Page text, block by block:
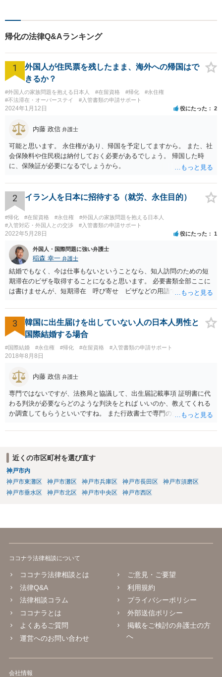
帰化の法律Q&Aランキング
1
外国人が住民票を残したまま、海外への帰国はで
きるか？
#外国人の家族問題を抱える日本人 #在留資格 #帰化
#永住権
#不法滞在・オーバーステイ
#入管書類の申請サポート
2024年1月12日 役にたった 2
内藤 政信 弁護士
可能と思います。 永住権があり、帰国を予定してますから。 また、社
会保険料や住民税は納付しておく必要があるでしょう。 帰国した時
に、保険証が必要になるでしょうから。
2 イラン人を日本に招待する（就労、永住目的）
#帰化 #在留資格 #永住権
#外国人の家族問題を抱える日本人
#入管対応・外国人との交渉
#入管書類の申請サポート
2022年5月28日 役にたった 1
外国人・国際問題に強い弁護士
稲森 幸一 弁護士
結婚でもなく、今は仕事もないということなら、知人訪問のための短
期滞在のビザを取得することになると思います。 必要書類全部ここに
は書けませんが、短期滞在 呼び寄せ ビザなどの用語で検索すると
す。 それらを揃えて、イランにある日本大使館ににビザを申請するこ
とになります。 期間は通常９０日、３０日、あるいは１５日ですが、
今はコロナもあり刻々と状況が変わっているので、事前に外務省や大
使館に問い合わせたほうがいいかもしれません。ネットでの情報収集
もしたほうがいいと思います
3
韓国に出生届けを出していない人の日本人男性と
国際結婚する場合
#国際結婚 #永住権 #帰化 #在留資格 #入管書類の申請サポート
2018年8月8日
内藤 政信 弁護士
専門ではないですが、法務局と協議して、出生届記載事項 証明書に代
わる判決が必要ならどのような判決をとれば いいのか、教えてくれる
か調査してもらうといいですね。 また行政書士で専門の方がいそうな
近くの市区町村を選び直す
神戸市内
神戸市東灘区
神戸市灘区 神戸市兵庫区 神戸市長田区
神戸市須磨区
神戸市垂水区
神戸市北区 神戸市中央区 神戸市西区
ココナラ法律相談について
ココナラ法律相談とは
法律Q&A
法律相談コラム
ココナラとは
よくあるご質問
運営へのお問い合わせ
ご意見・ご要望
利用規約
プライバシーポリシー
外部送信ポリシー
掲載をご検討の弁護士の方
へ
会社情報